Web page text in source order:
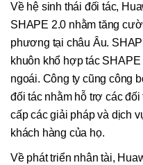
Về hệ sinh thái đối tác,
SHAPE 2.0 nhằm tăng
phương tại châu Âu.
khuôn khổ hợp tác
ngoái. Công ty cũng công
đối tác nhằm hỗ trợ các
cấp các giải pháp và dịch
khách hàng của họ.
Về phát triển nhân tài,